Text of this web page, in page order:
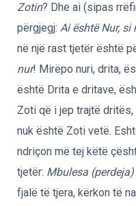
Zotin? Dhe ai (sipas
përgjegj: Ai është Nur,
në një rast tjetër është
nur! Mirëpo nuri, drita,
është Drita e dritave,
Zoti që i jep trajtë
nuk është Zoti vetë.
ndriçon më tej këtë
tjetër: Mbulesa
fjalë të tjera, kërkon të